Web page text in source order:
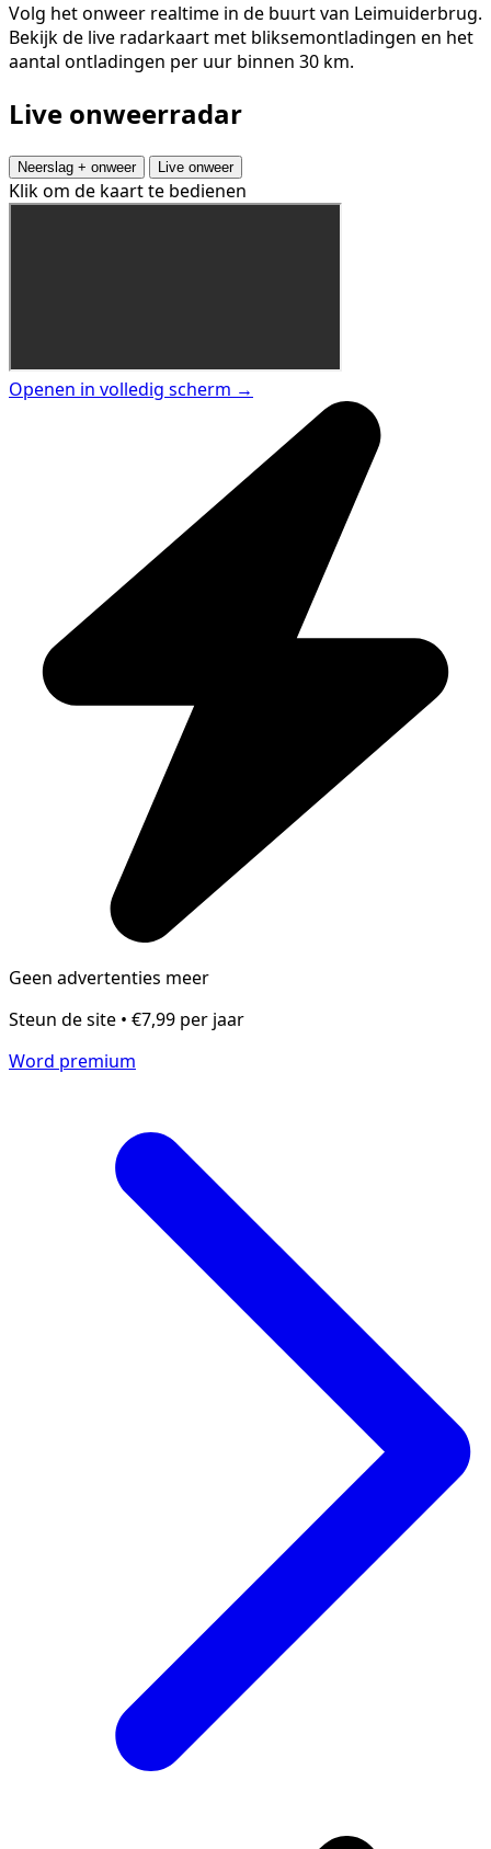
Volg het onweer realtime in de buurt van Leimuiderbrug.
Bekijk de live radarkaart met bliksemontladingen en het
aantal ontladingen per uur binnen 30 km.
Live onweerradar
Neerslag + onweer Live onweer
Klik om de kaart te bedienen
Openen in volledig scherm →
Geen advertenties meer
Steun de site • €7,99 per jaar
Word premium